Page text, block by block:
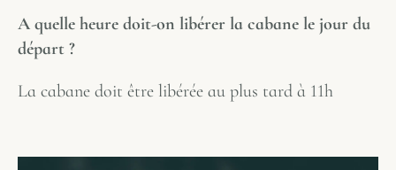
A quelle heure doit-on libérer la cabane le jour du
départ ?
La cabane doit être libérée au plus tard à 11h